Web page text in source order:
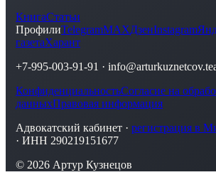
КнигаСтатьи
ПрофилиTelegramMAXДзенInstagram
газетаХарант
+7-995-003-91-91 ·
КонфиденциальностьСогласие на
данныхПравовая информация
Адвокатский кабинет · регистрация в
· ИНН 290219151677
© 2026 Артур Кузнецов